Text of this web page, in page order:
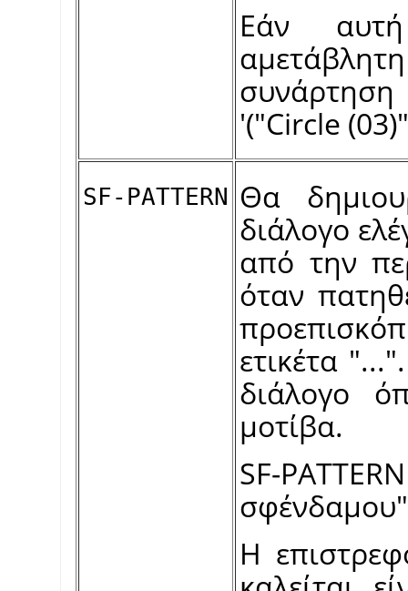
Εάν
συνάρτηση
'("Circle
SF-PATTERN Θα
διάλογο
από την
όταν
ετικέτα
διάλογο
μοτίβα.
SF-
σφένδαμου"
Η